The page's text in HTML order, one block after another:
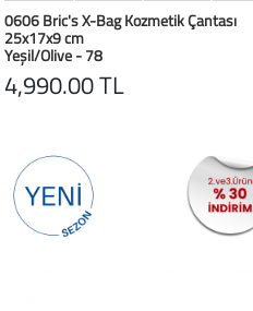
HIZLI BAK Favorilerim
0606 Bric's X-Bag Kozmetik Çantası
25x17x9 cm
Yeşil/Olive - 78
4,990.00 TL